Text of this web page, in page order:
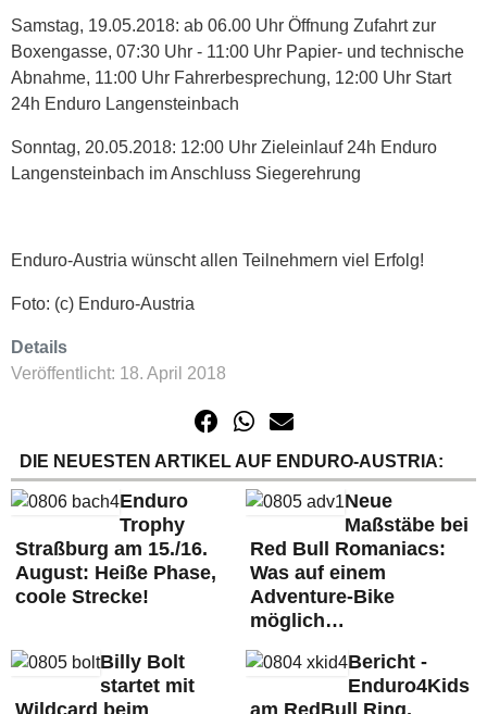
Samstag, 19.05.2018: ab 06.00 Uhr Öffnung Zufahrt zur
Boxengasse, 07:30 Uhr - 11:00 Uhr Papier- und technische
Abnahme, 11:00 Uhr Fahrerbesprechung, 12:00 Uhr Start
24h Enduro Langensteinbach
Sonntag, 20.05.2018: 12:00 Uhr Zieleinlauf 24h Enduro
Langensteinbach im Anschluss Siegerehrung
Enduro-Austria wünscht allen Teilnehmern viel Erfolg!
Foto: (c) Enduro-Austria
Details
Veröffentlicht: 18. April 2018
DIE NEUESTEN ARTIKEL AUF ENDURO-AUSTRIA:
Enduro
Trophy
Straßburg am 15./16.
August: Heiße Phase,
coole Strecke!
Neue
Maßstäbe bei
Red Bull Romaniacs:
Was auf einem
Adventure-Bike
möglich…
Billy Bolt
startet mit
Wildcard beim
Bericht -
Enduro4Kids
am RedBull Ring,